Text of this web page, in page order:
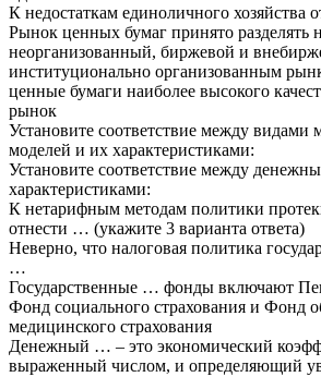
К недостаткам единоличного хозяйства
Рынок ценных бумаг принято разделять
неорганизованный, биржевой и
институционально организованным
ценные бумаги наиболее высокого
рынок
Установите соответствие между видами
моделей и их характеристиками:
Установите соответствие между
характеристиками:
К нетарифным методам политики
отнести … (укажите 3 варианта ответа)
Неверно, что налоговая политика
…
Государственные … фонды включают
Фонд социального страхования и Фонд
медицинского страхования
Денежный … – это экономический
выраженный числом, и определяющий